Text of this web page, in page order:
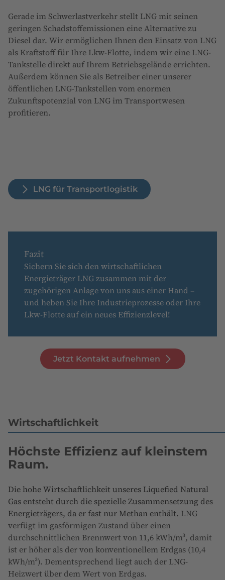
Gerade im Schwerlastverkehr stellt LNG mit seinen
geringen Schadstoffemissionen eine Alternative zu
Diesel dar. Wir ermöglichen Ihnen den Einsatz von LNG
als Kraftstoff für Ihre Lkw-Flotte, indem wir eine LNG-
Tankstelle direkt auf Ihrem Betriebsgelände errichten.
Außerdem können Sie als Betreiber einer unserer
öffentlichen LNG-Tankstellen vom enormen
Zukunftspotenzial von LNG im Transportwesen
profitieren.
LNG für Transportlogistik
Fazit
Sichern Sie sich den wirtschaftlichen
Energieträger LNG zusammen mit der
zugehörigen Anlage von uns aus einer Hand –
und heben Sie Ihre Industrieprozesse oder Ihre
Lkw-Flotte auf ein neues Effizienzlevel!
Jetzt Kontakt aufnehmen
Wirtschaftlichkeit
Höchste Effizienz auf kleinstem
Raum.
Die hohe Wirtschaftlichkeit unseres Liquefied Natural
Gas entsteht durch die spezielle Zusammensetzung des
Energieträgers, da er fast nur Methan enthält. LNG
verfügt im gasförmigen Zustand über einen
durchschnittlichen Brennwert von 11,6 kWh/m³, damit
ist er höher als der von konventionellem Erdgas (10,4
kWh/m³). Dementsprechend liegt auch der LNG-
Heizwert über dem Wert von Erdgas.